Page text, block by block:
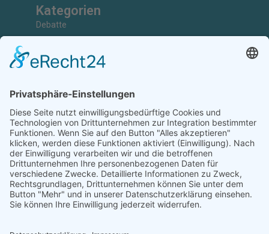
Kategorien
Debatte
Grundlagen
Geschichte
Investigativ
Unterstützen
Ihr könnt uns bei der Arbeit unterstützen, Artikel einreichen,
Abonnenten sein, Werbung schalten oder Kooperationspartner
werden.